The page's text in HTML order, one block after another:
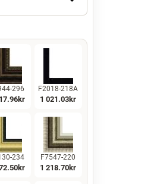
296
kr
F2018-218A
1 021.03kr
234
kr
F7547-220
1 218.70kr